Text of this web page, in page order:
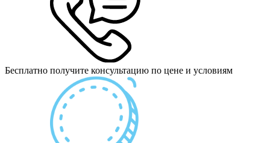
Бесплатно получите консультацию по цене и условиям